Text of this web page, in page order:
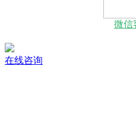
微信
在线咨询